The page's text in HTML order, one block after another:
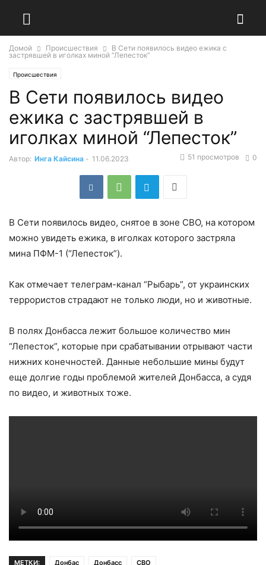
Домой Происшествия
В Сети появилось видео ежика с
застрявшей в иголках миной “Лепесток”
Происшествия
В Сети появилось видео
ежика с застрявшей в
иголках миной “Лепесток”
Автор: Инга Кайсина - 11.06.2023 0
51 просмотров
В Сети появилось видео, снятое в зоне СВО, на котором
можно увидеть ежика, в иголках которого застряла
мина ПФМ-1 (“Лепесток”).
Как отмечает телеграм-канал “Рыбарь”, от украинских
террористов страдают не только люди, но и животные.
В полях Донбасса лежит большое количество мин
“Лепесток”, которые при срабатывании отрывают части
нижних конечностей. Данные небольшие мины будут
еще долгие годы проблемой жителей Донбасса, а судя
по видео, и животных тоже.
МЕТКИ: Донбас Донбасс СВО